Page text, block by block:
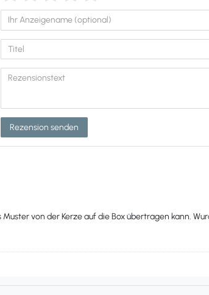
Rezension senden
von der Kerze auf die Box übertragen kann.